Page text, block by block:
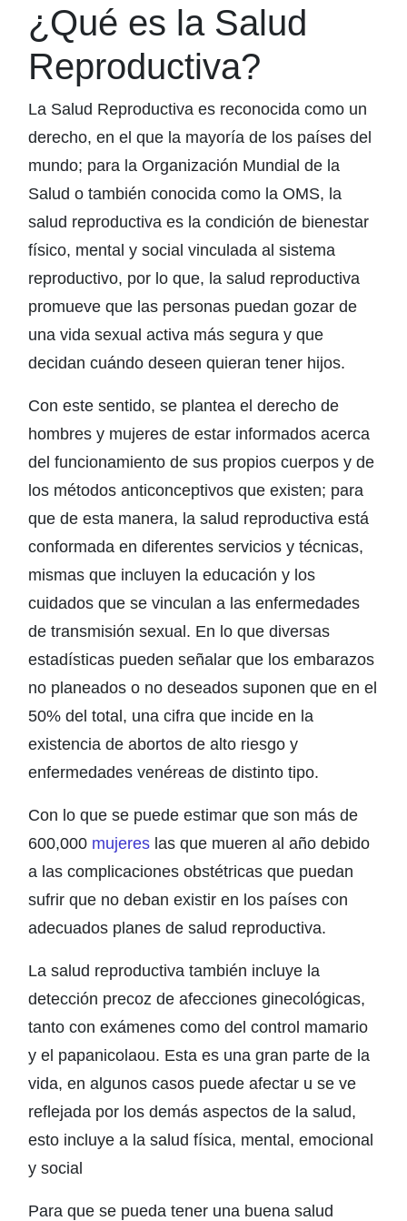
¿Qué es la Salud
Reproductiva?
La Salud Reproductiva es reconocida como un
derecho, en el que la mayoría de los países del
mundo; para la Organización Mundial de la
Salud o también conocida como la OMS, la
salud reproductiva es la condición de bienestar
físico, mental y social vinculada al sistema
reproductivo, por lo que, la salud reproductiva
promueve que las personas puedan gozar de
una vida sexual activa más segura y que
decidan cuándo deseen quieran tener hijos.
Con este sentido, se plantea el derecho de
hombres y mujeres de estar informados acerca
del funcionamiento de sus propios cuerpos y de
los métodos anticonceptivos que existen; para
que de esta manera, la salud reproductiva está
conformada en diferentes servicios y técnicas,
mismas que incluyen la educación y los
cuidados que se vinculan a las enfermedades
de transmisión sexual. En lo que diversas
estadísticas pueden señalar que los embarazos
no planeados o no deseados suponen que en el
50% del total, una cifra que incide en la
existencia de abortos de alto riesgo y
enfermedades venéreas de distinto tipo.
Con lo que se puede estimar que son más de
600,000 mujeres las que mueren al año debido
a las complicaciones obstétricas que puedan
sufrir que no deban existir en los países con
adecuados planes de salud reproductiva.
La salud reproductiva también incluye la
detección precoz de afecciones ginecológicas,
tanto con exámenes como del control mamario
y el papanicolaou. Esta es una gran parte de la
vida, en algunos casos puede afectar u se ve
reflejada por los demás aspectos de la salud,
esto incluye a la salud física, mental, emocional
y social
Para que se pueda tener una buena salud